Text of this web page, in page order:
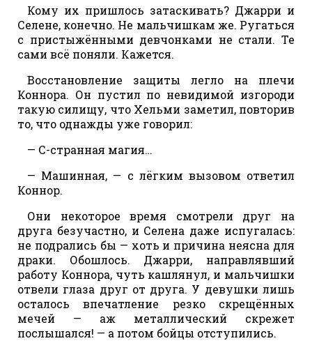
Кому их пришлось затаскивать? Джарри и
Селене, конечно. Не мальчишкам же. Ругаться
с пристыжёнными девчонками не стали. Те
сами всё поняли. Кажется.
Восстановление защиты легло на плечи
Коннора. Он пустил по невидимой изгороди
такую силищу, что Хельми заметил, повторив
то, что однажды уже говорил:
— С-странная магия…
— Машинная, — с лёгким вызовом ответил
Коннор.
Они некоторое время смотрели друг на
друга безучастно, и Селена даже испугалась:
не подрались бы — хоть и причина неясна для
драки. Обошлось. Джарри, направлявший
работу Коннора, чуть кашлянул, и мальчишки
отвели глаза друг от друга. У девушки лишь
осталось впечатление резко скрещённых
мечей — аж металлический скрежет
послышался! — а потом бойцы отступились.